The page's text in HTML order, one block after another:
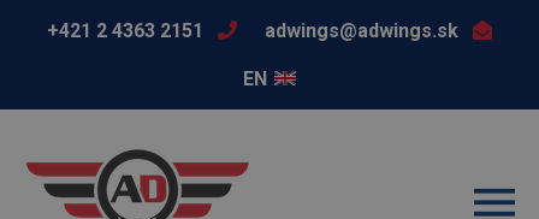
+421 2 4363 2151 adwings@adwings.sk
EN